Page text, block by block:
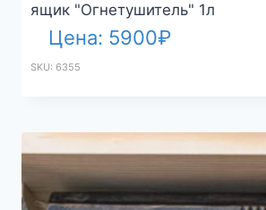
ящик "Огнетушитель" 1л
Цена: 5900₽
SKU: 6355